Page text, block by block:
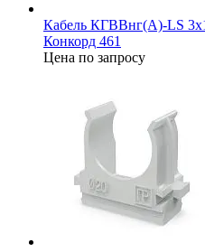
Кабель КГВВнг(А)-LS
Конкорд 461
Цена по запросу